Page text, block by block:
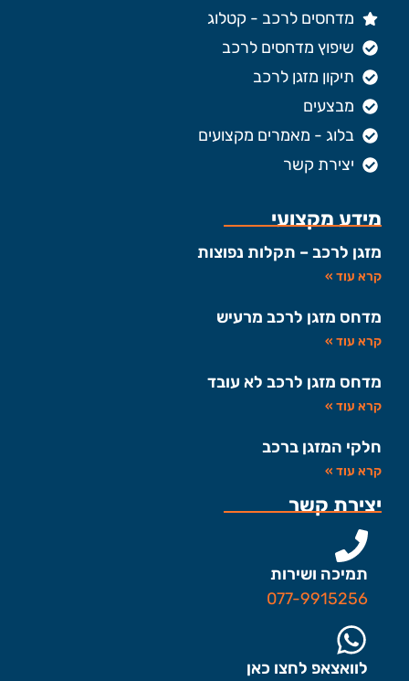
מדחסים לרכב - קטלוג
שיפוץ מדחסים לרכב
תיקון מזגן לרכב
מבצעים
בלוג - מאמרים מקצועים
יצירת קשר
מידע מקצועי
מזגן לרכב – תקלות נפוצות
קרא עוד »
מדחס מזגן לרכב מרעיש
קרא עוד »
מדחס מזגן לרכב לא עובד
קרא עוד »
חלקי המזגן ברכב
קרא עוד »
יצירת קשר
תמיכה ושירות
077-9915256
לוואצאפ לחצו כאן